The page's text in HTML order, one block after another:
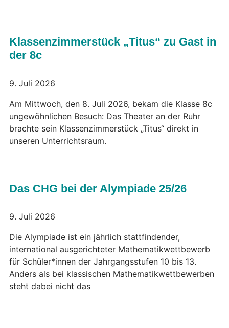
Klassenzimmerstück „Titus“ zu Gast in
der 8c
9. Juli 2026
Am Mittwoch, den 8. Juli 2026, bekam die Klasse 8c
ungewöhnlichen Besuch: Das Theater an der Ruhr
brachte sein Klassenzimmerstück „Titus“ direkt in
unseren Unterrichtsraum.
Das CHG bei der Alympiade 25/26
9. Juli 2026
Die Alympiade ist ein jährlich stattfindender,
international ausgerichteter Mathematikwettbewerb
für Schüler*innen der Jahrgangsstufen 10 bis 13.
Anders als bei klassischen Mathematikwettbewerben
steht dabei nicht das